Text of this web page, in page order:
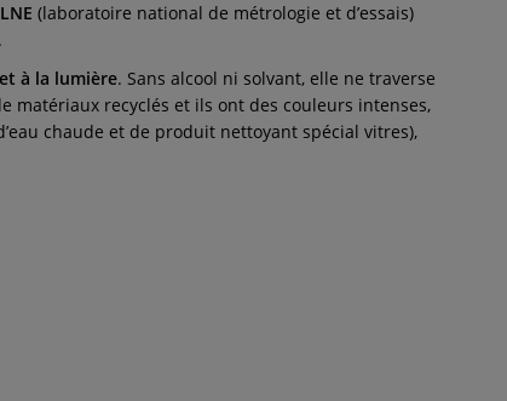
(laboratoire national de métrologie et d’essais)
à la lumière. Sans alcool ni solvant, elle ne traverse
matériaux recyclés et ils ont des couleurs intenses,
chaude et de produit nettoyant spécial vitres),